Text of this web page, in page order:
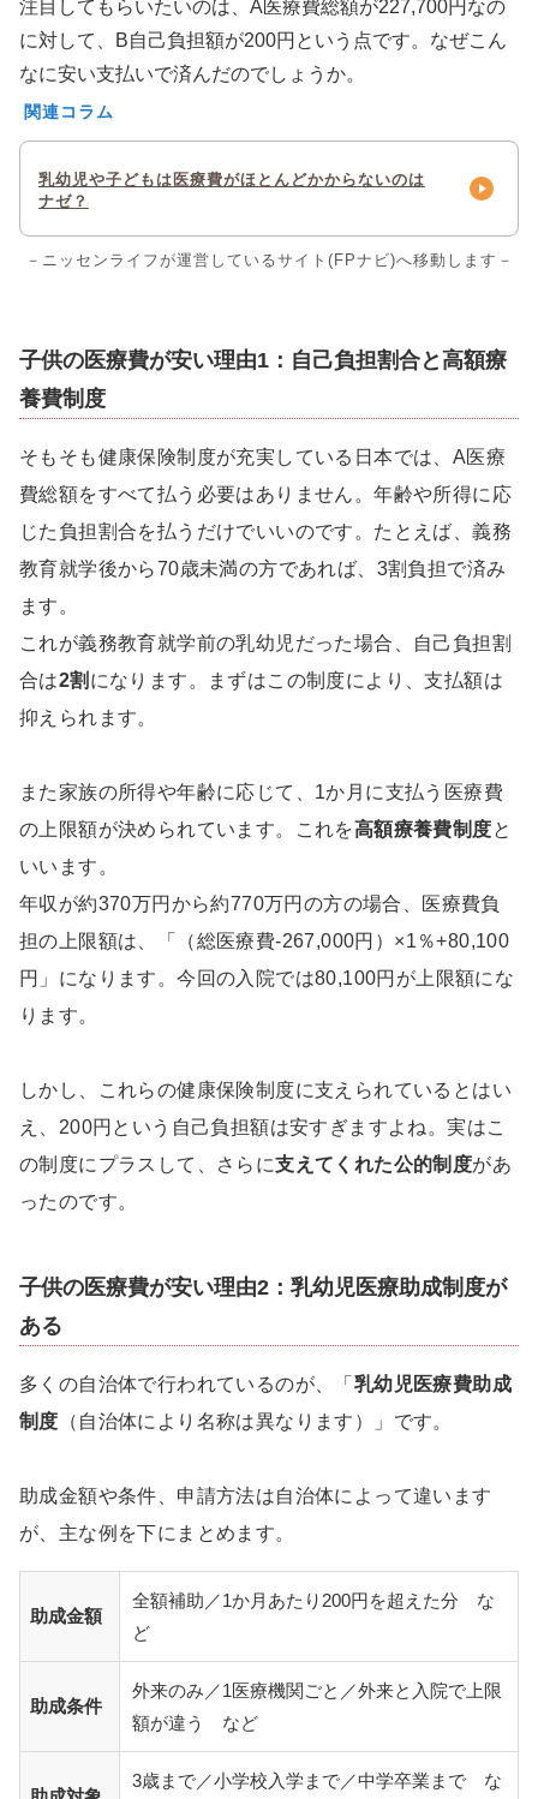
注目してもらいたいのは、A医療費総額が227,700円なの
に対して、B自己負担額が200円という点です。なぜこん
なに安い支払いで済んだのでしょうか。
関連コラム
乳幼児や子どもは医療費がほとんどかからないのは
ナゼ？
－ニッセンライフが運営しているサイト(FPナビ)へ移動します－
子供の医療費が安い理由1：自己負担割合と高額療
養費制度
そもそも健康保険制度が充実している日本では、A医療
費総額をすべて払う必要はありません。年齢や所得に応
じた負担割合を払うだけでいいのです。たとえば、義務
教育就学後から70歳未満の方であれば、3割負担で済み
ます。
これが義務教育就学前の乳幼児だった場合、自己負担割
合は2割 になります。まずはこの制度により、支払額は
抑えられます。
また家族の所得や年齢に応じて、1か月に支払う医療費
の上限額が決められています。これを高額療養費制度と
いいます。
年収が約370万円から約770万円の方の場合、医療費負
担の上限額は、「（総医療費-267,000円）×1％+80,100
円」になります。今回の入院では80,100円が上限額にな
ります。
しかし、これらの健康保険制度に支えられているとはい
え、200円という自己負担額は安すぎますよね。実はこ
の制度にプラスして、さらに支えてくれた公的制度があ
ったのです。
子供の医療費が安い理由2：乳幼児医療助成制度が
ある
多くの自治体で行われているのが、「 乳幼児医療費助成
制度 （自治体により名称は異なります）」です。
助成金額や条件、申請方法は自治体によって違います
が、主な例を下にまとめます。
助成金額
全額補助／1か月あたり200円を超えた分 な
ど
助成条件
外来のみ／1医療機関ごと／外来と入院で上限
額が違う など
3歳まで／小学校入学まで／中学卒業まで な